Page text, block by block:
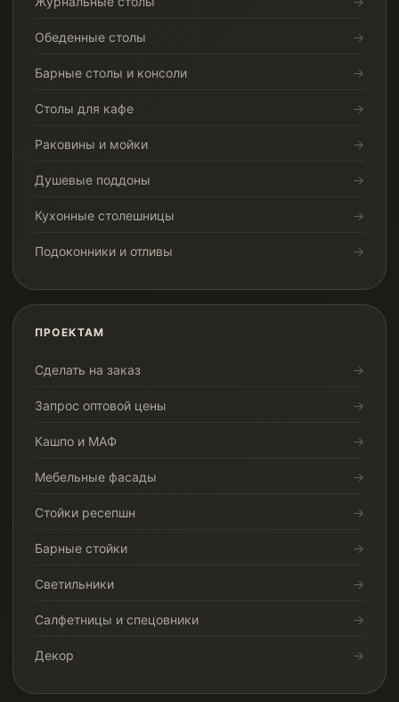
Обеденные столы
Барные столы и консоли
Столы для кафе
Раковины и мойки
Душевые поддоны
Кухонные столешницы
Подоконники и отливы
ПРОЕКТАМ
Сделать на заказ
Запрос оптовой цены
Кашпо и МАФ
Мебельные фасады
Стойки ресепшн
Барные стойки
Светильники
Салфетницы и спецовники
Декор